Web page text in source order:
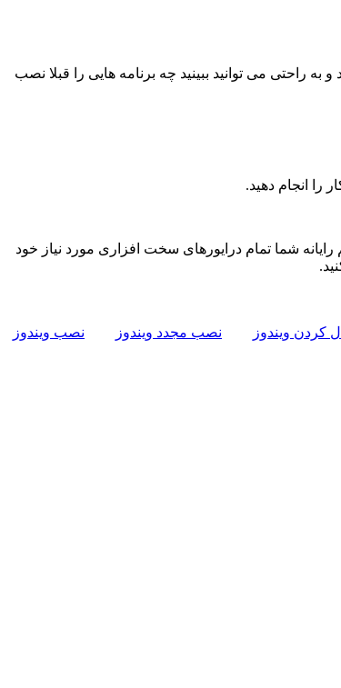
راحتی می توانید ببینید چه برنامه هایی را قبلا نصب
شما تمام درایورهای سخت افزاری مورد نیاز خود
کردن ویندوز نصب مجدد ویندوز
نصب ویندوز